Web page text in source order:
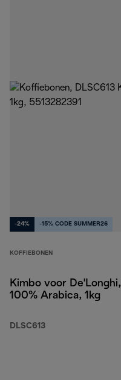
-24% -15% CODE SUMMER26
KOFFIEBONEN
Kimbo voor De'Longhi,
100% Arabica, 1kg
DLSC613